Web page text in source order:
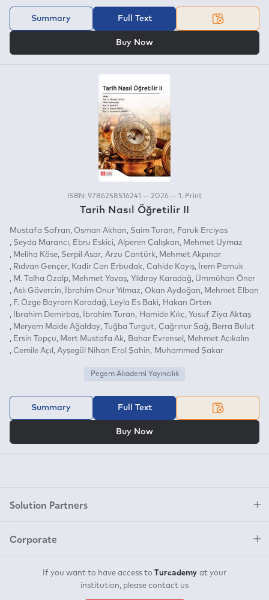
Summary Full Text
Buy Now
ISBN: 9786258516241 — 2026 — 1. Print
Tarih Nasıl Öğretilir II
Mustafa Safran Osman Akhan Saim Turan
Faruk Erciyas
Şeyda Marancı
Ebru Eskici Alperen Çalışkan
Mehmet Uymaz
Meliha Köse Serpil Asar Arzu Cantürk
Mehmet Akpınar
Rıdvan Gençer
Kadir Can Erbudak Cahide Kayış
İrem Pamuk
M. Talha Özalp
Mehmet Yavaş Yıldıray Karadağ
Ümmühan Öner
Aslı Gövercin
İbrahim Onur Yılmaz Okan Aydoğan
Mehmet Elban
F. Özge Bayram Karadağ
Leyla Es Baki
Hakan Örten
İbrahim Demirbaş
İbrahim Turan Hamide Kılıç
Yusuf Ziya Aktaş
Meryem Maide Ağalday
Tuğba Turgut Çağrınur Sağ
Berra Bulut
Ersin Topçu
Mert Mustafa Ak Bahar Evrensel
Mehmet Açıkalın
Cemile Açıl
Ayşegül Nihan Erol Şahin Muhammed Şakar
Pegem Akademi Yayıncılık
Summary Full Text
Buy Now
Solution Partners
Corporate
If you want to have access to Turcademy at your
institution, please contact us